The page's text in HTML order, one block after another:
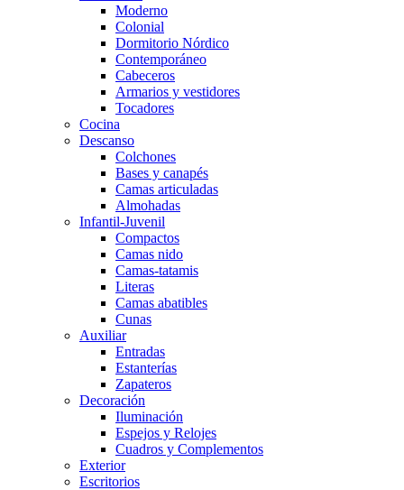
Moderno
Colonial
Dormitorio Nórdico
Contemporáneo
Cabeceros
Armarios y vestidores
Tocadores
Cocina
Descanso
Colchones
Bases y canapés
Camas articuladas
Almohadas
Infantil-Juvenil
Compactos
Camas nido
Camas-tatamis
Literas
Camas abatibles
Cunas
Auxiliar
Entradas
Estanterías
Zapateros
Decoración
Iluminación
Espejos y Relojes
Cuadros y Complementos
Exterior
Escritorios